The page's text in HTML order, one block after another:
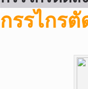
ม
กรรไกรตั